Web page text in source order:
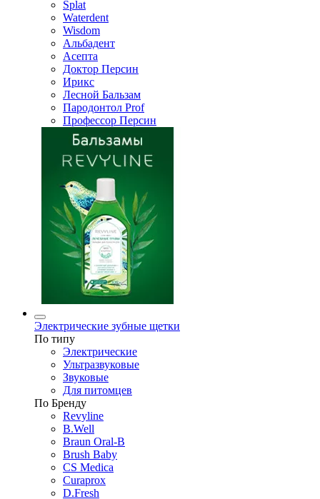
Splat
Waterdent
Wisdom
Альбадент
Асепта
Доктор Персин
Ирикс
Лесной Бальзам
Пародонтол Prof
Профессор Персин
Электрические зубные щетки
По типу
Электрические
Ультразвуковые
Звуковые
Для питомцев
По Бренду
Revyline
B.Well
Braun Oral-B
Brush Baby
CS Medica
Curaprox
D.Fresh